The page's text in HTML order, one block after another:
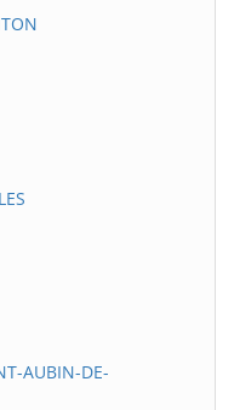
AUBIN-DE-